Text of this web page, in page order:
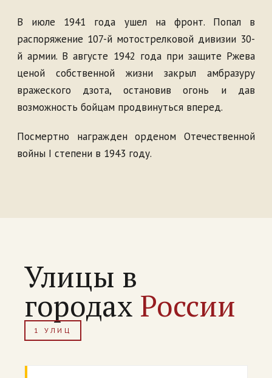
В июле 1941 года ушел на фронт. Попал в
распоряжение 107-й мотострелковой дивизии 30-
й армии. В августе 1942 года при защите Ржева
ценой собственной жизни закрыл амбразуру
вражеского дзота, остановив огонь и дав
возможность бойцам продвинуться вперед.
Посмертно награжден орденом Отечественной
войны I степени в 1943 году.
Улицы в
городах России
1 УЛИЦ